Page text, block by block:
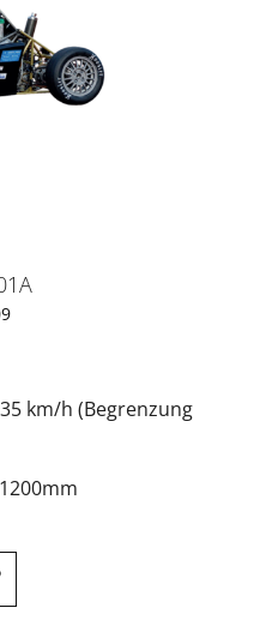
km/h (Begrenzung